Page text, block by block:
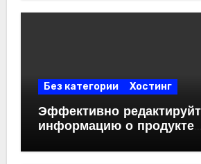
Без категории Хостинг
Эффективно
информацию о продукте
электронной таблицы на